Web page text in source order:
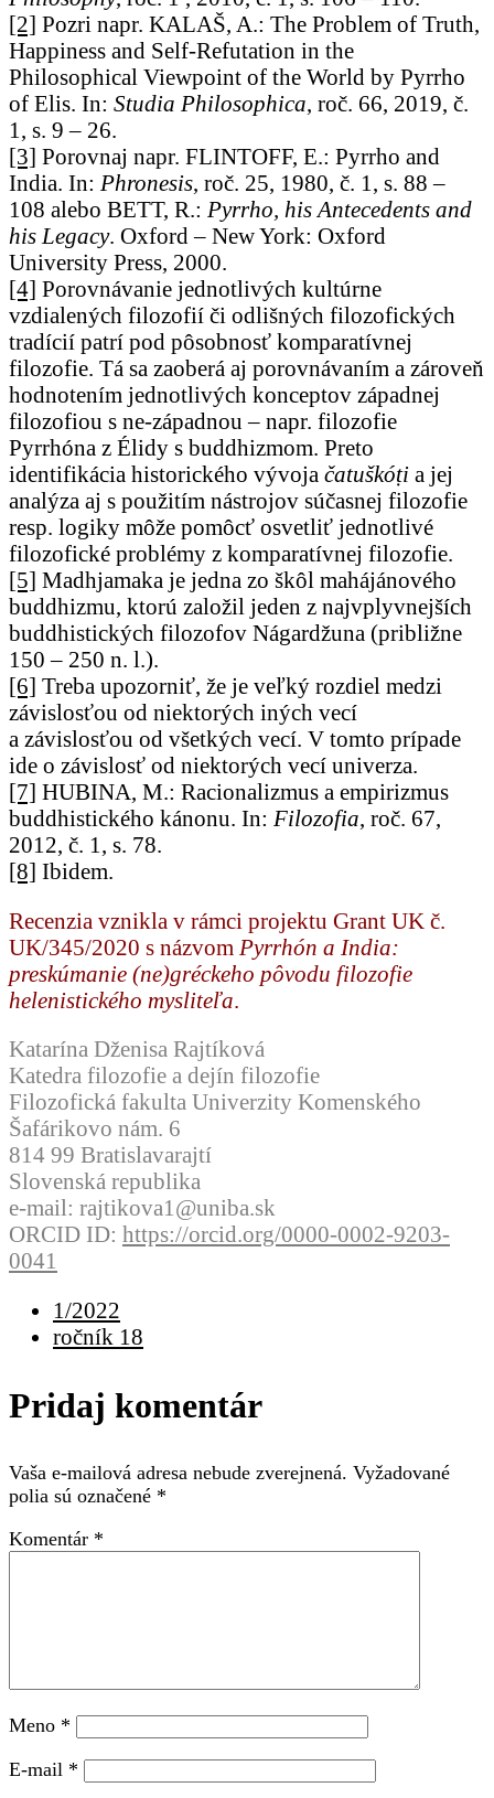
[2] Pozri napr. KALAŠ, A.: The Problem of Truth,
Happiness and Self-Refutation in the
Philosophical Viewpoint of the World by Pyrrho
of Elis. In: Studia Philosophica, roč. 66, 2019, č.
1, s. 9 – 26.
[3] Porovnaj napr. FLINTOFF, E.: Pyrrho and
India. In: Phronesis, roč. 25, 1980, č. 1, s. 88 –
108 alebo BETT, R.: Pyrrho, his Antecedents and
his Legacy. Oxford – New York: Oxford
University Press, 2000.
[4] Porovnávanie jednotlivých kultúrne
vzdialených filozofií či odlišných filozofických
tradícií patrí pod pôsobnosť komparatívnej
filozofie. Tá sa zaoberá aj porovnávaním a zároveň
hodnotením jednotlivých konceptov západnej
filozofiou s ne-západnou – napr. filozofie
Pyrrhóna z Élidy s buddhizmom. Preto
identifikácia historického vývoja čatuškóṭi a jej
analýza aj s použitím nástrojov súčasnej filozofie
resp. logiky môže pomôcť osvetliť jednotlivé
filozofické problémy z komparatívnej filozofie.
[5] Madhjamaka je jedna zo škôl mahájánového
buddhizmu, ktorú založil jeden z najvplyvnejších
buddhistických filozofov Nágardžuna (približne
150 – 250 n. l.).
[6] Treba upozorniť, že je veľký rozdiel medzi
závislosťou od niektorých iných vecí
a závislosťou od všetkých vecí. V tomto prípade
ide o závislosť od niektorých vecí univerza.
[7] HUBINA, M.: Racionalizmus a empirizmus
buddhistického kánonu. In: Filozofia, roč. 67,
2012, č. 1, s. 78.
[8] Ibidem.
Recenzia vznikla v rámci projektu Grant UK č.
UK/345/2020 s názvom Pyrrhón a India:
preskúmanie (ne)gréckeho pôvodu filozofie
helenistického mysliteľa.
Katarína Dženisa Rajtíková
Katedra filozofie a dejín filozofie
Filozofická fakulta Univerzity Komenského
Šafárikovo nám. 6
814 99 Bratislavarajtí
Slovenská republika
e-mail: rajtikova1@uniba.sk
ORCID ID: https://orcid.org/0000-0002-9203-
0041
1/2022
ročník 18
Pridaj komentár
Vaša e-mailová adresa nebude zverejnená. Vyžadované
polia sú označené *
Komentár *
Meno *
E-mail *